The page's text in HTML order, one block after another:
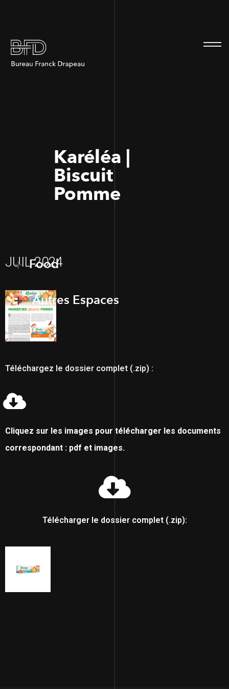
Karéléa |
Biscuit
Pomme
JUIL 2024
Food
Autres Espaces
Téléchargez le dossier complet (.zip) :
Cliquez sur les images pour télécharger les documents
correspondant : pdf et images.
Télécharger le dossier complet (.zip):